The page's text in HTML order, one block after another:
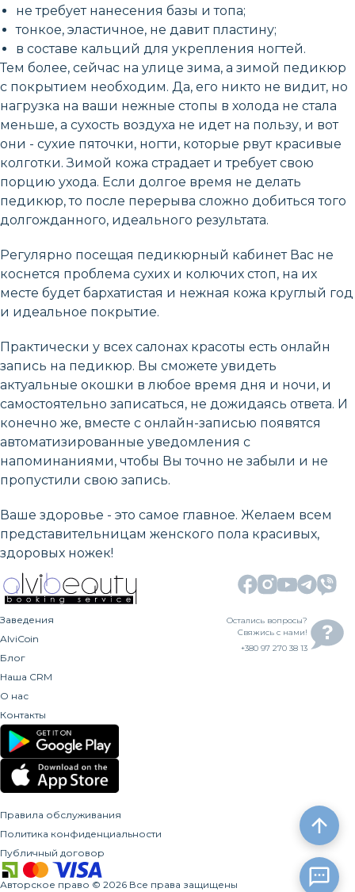
не требует нанесения базы и топа;
тонкое, эластичное, не давит пластину;
в составе кальций для укрепления ногтей.
Тем более, сейчас на улице зима, а зимой педикюр
с покрытием необходим. Да, его никто не видит, но
нагрузка на ваши нежные стопы в холода не стала
меньше, а сухость воздуха не идет на пользу, и вот
они - сухие пяточки, ногти, которые рвут красивые
колготки. Зимой кожа страдает и требует свою
порцию ухода. Если долгое время не делать
педикюр, то после перерыва сложно добиться того
долгожданного, идеального результата.
Регулярно посещая педикюрный кабинет Вас не
коснется проблема сухих и колючих стоп, на их
месте будет бархатистая и нежная кожа круглый год
и идеальное покрытие.
Практически у всех салонах красоты есть онлайн
запись на педикюр. Вы сможете увидеть
актуальные окошки в любое время дня и ночи, и
самостоятельно записаться, не дожидаясь ответа. И
конечно же, вместе с онлайн-записью появятся
автоматизированные уведомления с
напоминаниями, чтобы Вы точно не забыли и не
пропустили свою запись.
Ваше здоровье - это самое главное. Желаем всем
представительницам женского пола красивых,
здоровых ножек!
Заведения
AlviCoin
Блог
Наша CRM
О нас
Контакты
Остались вопросы?
Свяжись с нами!
+380 97 270 38 13
Правила обслуживания
Политика конфиденциальности
Публичный договор
Авторское право © 2026 Все права защищены